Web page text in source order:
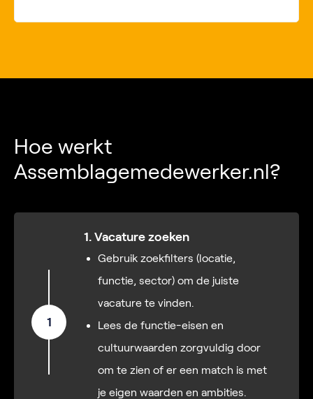
Hoe werkt
Assemblagemedewerker.nl?
1
1. Vacature zoeken
Gebruik zoekfilters (locatie,
functie, sector) om de juiste
vacature te vinden.
Lees de functie-eisen en
cultuurwaarden zorgvuldig door
om te zien of er een match is met
je eigen waarden en ambities.